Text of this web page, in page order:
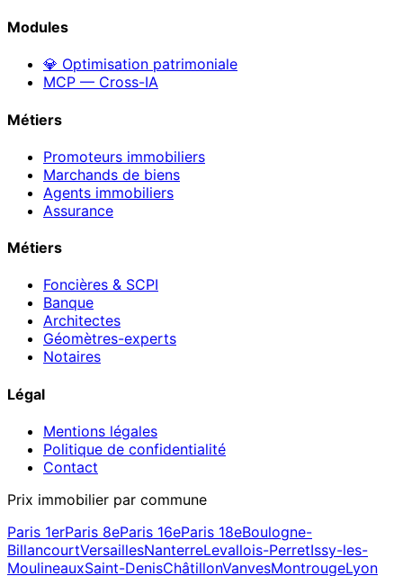
Modules
💎 Optimisation patrimoniale
MCP — Cross-IA
Métiers
Promoteurs immobiliers
Marchands de biens
Agents immobiliers
Assurance
Métiers
Foncières & SCPI
Banque
Architectes
Géomètres-experts
Notaires
Légal
Mentions légales
Politique de confidentialité
Contact
Prix immobilier par commune
Paris 1erParis 8eParis 16eParis 18eBoulogne-
BillancourtVersaillesNanterreLevallois-PerretIssy-les-
MoulineauxSaint-DenisChâtillonVanvesMontrougeLyon